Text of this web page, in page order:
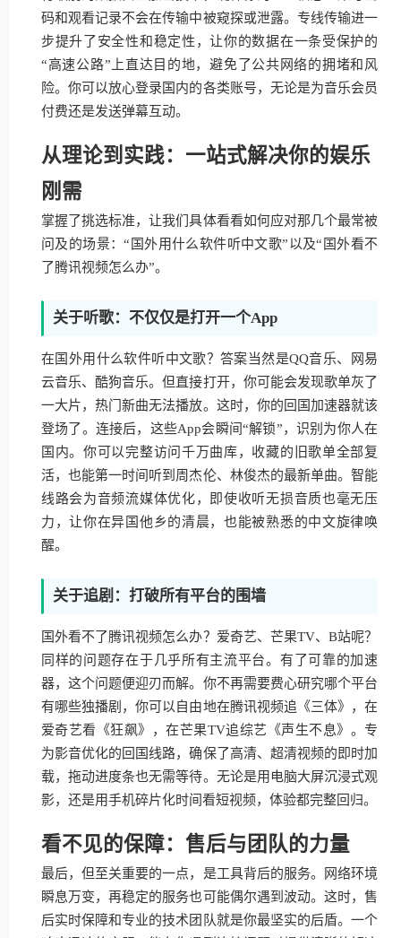
码和观看记录不会在传输中被窥探或泄露。专线传输进一
步提升了安全性和稳定性，让你的数据在一条受保护的
“高速公路”上直达目的地，避免了公共网络的拥堵和风
险。你可以放心登录国内的各类账号，无论是为音乐会员
付费还是发送弹幕互动。
从理论到实践：一站式解决你的娱乐
刚需
掌握了挑选标准，让我们具体看看如何应对那几个最常被
问及的场景：“国外用什么软件听中文歌”以及“国外看不
了腾讯视频怎么办”。
关于听歌：不仅仅是打开一个App
在国外用什么软件听中文歌？答案当然是QQ音乐、网易
云音乐、酷狗音乐。但直接打开，你可能会发现歌单灰了
一大片，热门新曲无法播放。这时，你的回国加速器就该
登场了。连接后，这些App会瞬间“解锁”，识别为你人在
国内。你可以完整访问千万曲库，收藏的旧歌单全部复
活，也能第一时间听到周杰伦、林俊杰的最新单曲。智能
线路会为音频流媒体优化，即使收听无损音质也毫无压
力，让你在异国他乡的清晨，也能被熟悉的中文旋律唤
醒。
关于追剧：打破所有平台的围墙
国外看不了腾讯视频怎么办？爱奇艺、芒果TV、B站呢？
同样的问题存在于几乎所有主流平台。有了可靠的加速
器，这个问题便迎刃而解。你不再需要费心研究哪个平台
有哪些独播剧，你可以自由地在腾讯视频追《三体》，在
爱奇艺看《狂飙》，在芒果TV追综艺《声生不息》。专
为影音优化的回国线路，确保了高清、超清视频的即时加
载，拖动进度条也无需等待。无论是用电脑大屏沉浸式观
影，还是用手机碎片化时间看短视频，体验都完整回归。
看不见的保障：售后与团队的力量
最后，但至关重要的一点，是工具背后的服务。网络环境
瞬息万变，再稳定的服务也可能偶尔遇到波动。这时，售
后实时保障和专业的技术团队就是你最坚实的后盾。一个